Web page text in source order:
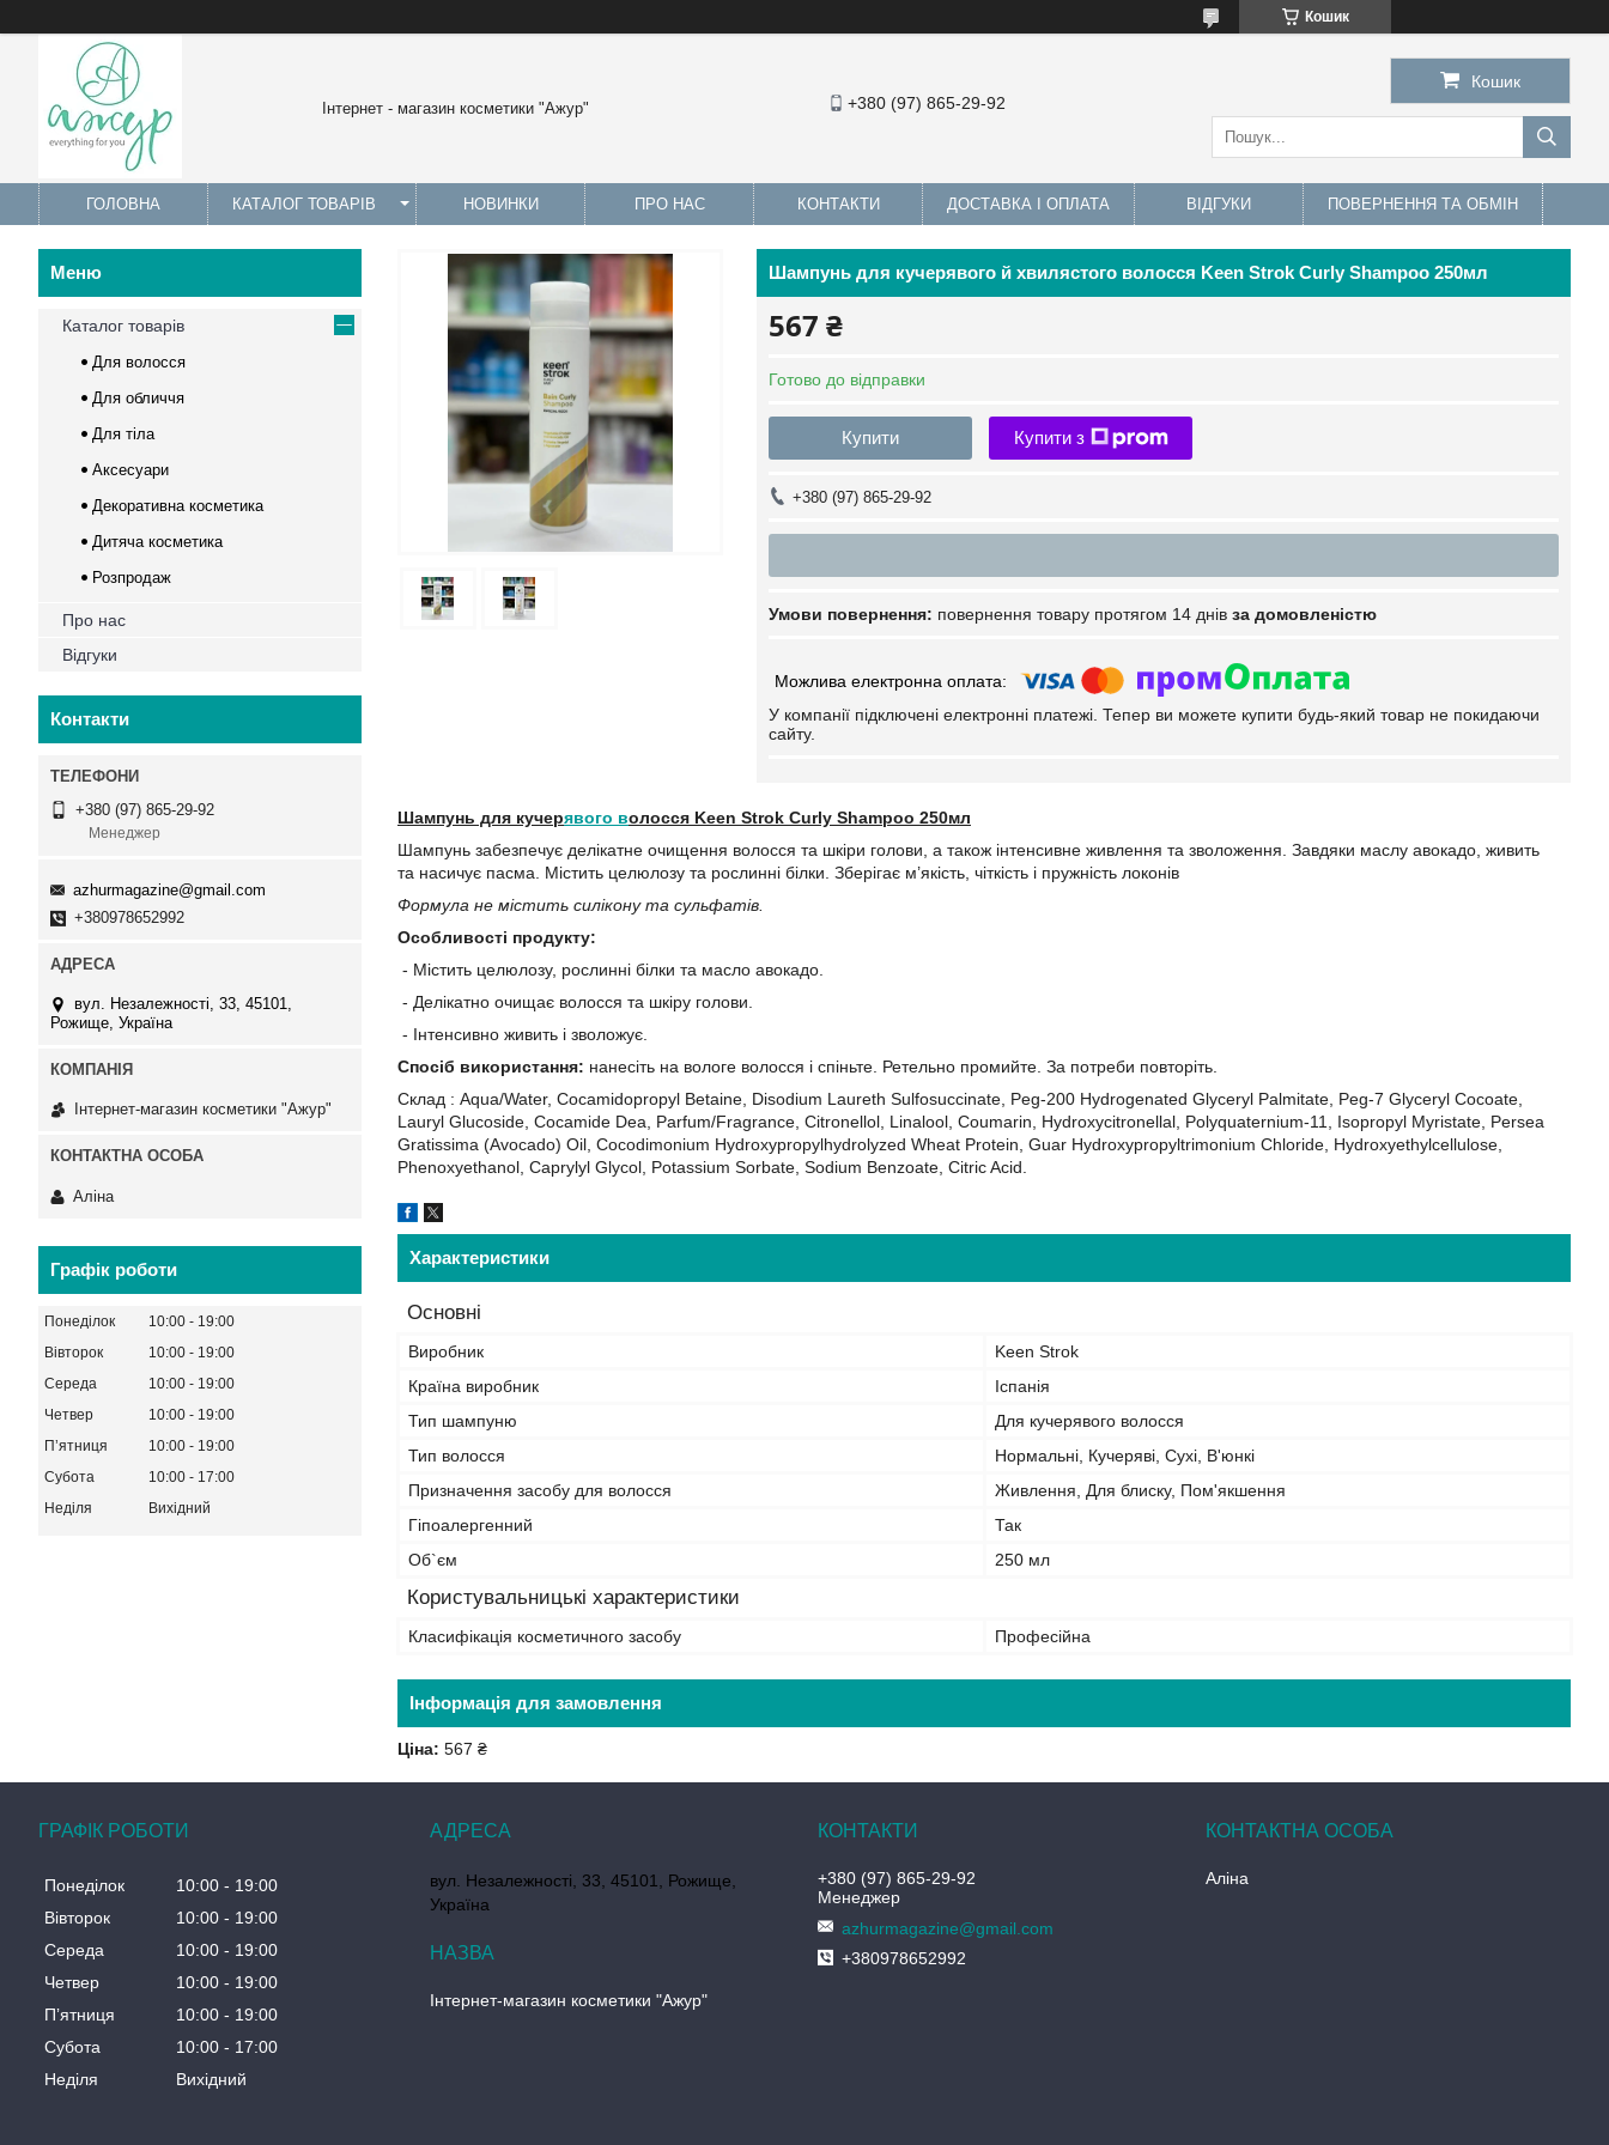
Кошик
Інтернет - магазин косметики "Ажур" +380 (97) 865-29-92
Кошик
ГОЛОВНА КАТАЛОГ ТОВАРІВ НОВИНКИ ПРО НАС КОНТАКТИ ДОСТАВКА І ОПЛАТА ВІДГУКИ ПОВЕРНЕННЯ ТА ОБМІН
Шампунь для кучерявого й хвилястого волосся Keen Strok Curly Shampoo 250мл
567 ₴
Готово до відправки
Купити Купити з
+380 (97) 865-29-92
повернення товару протягом 14 днів за домовленістю
У компанії підключені електронні платежі. Тепер ви можете купити будь-який товар не покидаючи
сайту.
Шампунь для кучерявого волосся Keen Strok Curly Shampoo 250мл
Шампунь забезпечує делікатне очищення волосся та шкіри голови, а також інтенсивне живлення та зволоження. Завдяки маслу авокадо, живить
та насичує пасма. Містить целюлозу та рослинні білки. Зберігає м’якість, чіткість і пружність локонів
Формула не містить силікону та сульфатів.
Особливості продукту:
- Містить целюлозу, рослинні білки та масло авокадо.
- Делікатно очищає волосся та шкіру голови.
- Інтенсивно живить і зволожує.
Спосіб використання: нанесіть на вологе волосся і спіньте. Ретельно промийте. За потреби повторіть.
Склад : Aqua/Water, Cocamidopropyl Betaine, Disodium Laureth Sulfosuccinate, Peg-200 Hydrogenated Glyceryl Palmitate, Peg-7 Glyceryl Cocoate,
Lauryl Glucoside, Cocamide Dea, Parfum/Fragrance, Citronellol, Linalool, Coumarin, Hydroxycitronellal, Polyquaternium-11, Isopropyl Myristate, Persea
Gratissima (Avocado) Oil, Cocodimonium Hydroxypropylhydrolyzed Wheat Protein, Guar Hydroxypropyltrimonium Chloride, Hydroxyethylcellulose,
Phenoxyethanol, Caprylyl Glycol, Potassium Sorbate, Sodium Benzoate, Citric Acid.
Характеристики
Основні
Виробник
Keen Strok
Країна виробник
Іспанія
Тип шампуню
Для кучерявого волосся
Тип волосся
Нормальні, Кучеряві, Сухі, В'юнкі
Призначення засобу для волосся
Живлення, Для блиску, Пом'якшення
Гіпоалергенний
Так
Об`єм
250 мл
Користувальницькі характеристики
Класифікація косметичного засобу Професійна
Інформація для замовлення
Ціна: 567 ₴
Каталог товарів
Для волосся
Для обличчя
Для тіла
Аксесуари
Декоративна косметика
Дитяча косметика
Розпродаж
Про нас
Відгуки
Контакти
+380 (97) 865-29-92
Менеджер
azhurmagazine@gmail.com
+380978652992
вул. Незалежності, 33, 45101,
Рожище, Україна
Інтернет-магазин косметики "Ажур"
Аліна
Графік роботи
Понеділок 10:00
19:00
Вівторок
10:00
19:00
Середа
10:00
19:00
Четвер
10:00
19:00
Пʼятниця
10:00
19:00
Субота
10:00
17:00
Неділя
Вихідний
ГРАФІК РОБОТИ
Понеділок 10:00
19:00
Вівторок
10:00
19:00
Середа
10:00
19:00
Четвер
10:00
19:00
Пʼятниця
10:00
19:00
Субота
10:00
17:00
Неділя
Вихідний
вул. Незалежності, 33, 45101, Рожище,
Україна
Інтернет-магазин косметики "Ажур"
+380 (97) 865-29-92
Менеджер
azhurmagazine@gmail.com
+380978652992
Аліна